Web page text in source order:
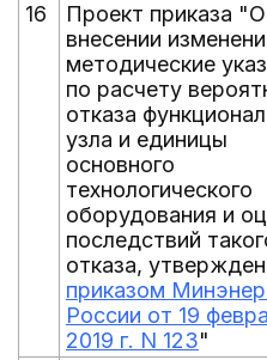
16
Проект приказа "О
внесении
методические
по расчету
отказа
узла и единицы
основного
технологического
оборудования и
последствий
отказа,
приказом
России от 19
2019 г. N 123"